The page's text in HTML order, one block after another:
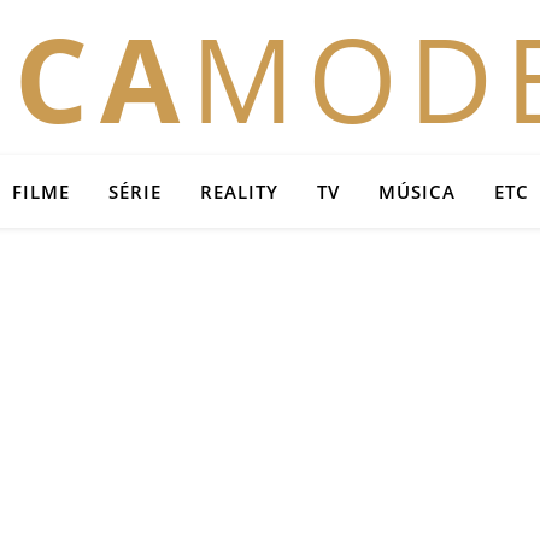
FILME SÉRIE REALITY TV MÚSICA ETC